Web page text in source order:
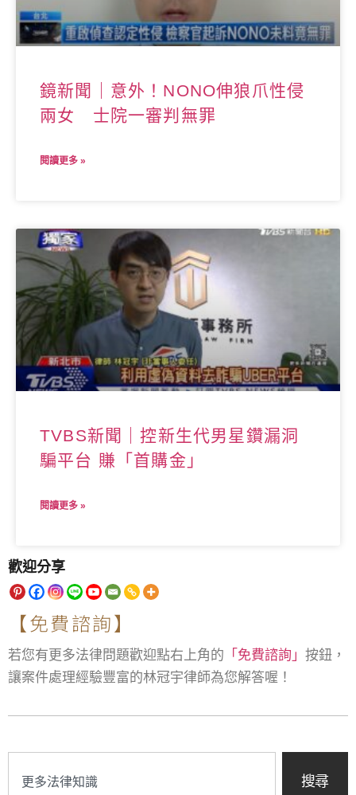
鏡新聞｜意外！NONO伸狼爪性侵
兩女 士院一審判無罪
閱讀更多 »
TVBS新聞｜控新生代男星鑽漏洞
騙平台 賺「首購金」
閱讀更多 »
歡迎分享
【免費諮詢】
若您有更多法律問題歡迎點右上角的 「免費諮詢」 按鈕，
讓案件處理經驗豐富的林冠宇律師為您解答喔！
搜尋